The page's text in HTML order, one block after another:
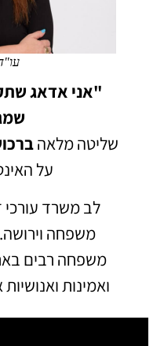
"אני אדאג
שליטה מלאה
על
לב משרד עורכי
משפחה וירושה.
משפחה רבים
ואמינות